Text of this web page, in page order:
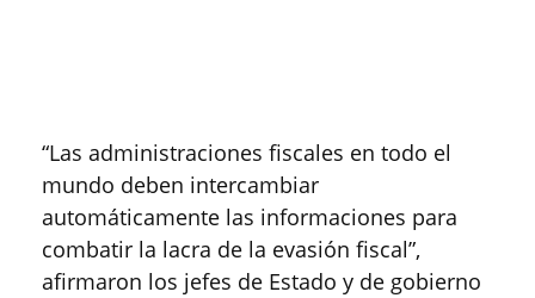
“Las administraciones fiscales en todo el
mundo deben intercambiar
automáticamente las informaciones para
combatir la lacra de la evasión fiscal”,
afirmaron los jefes de Estado y de gobierno